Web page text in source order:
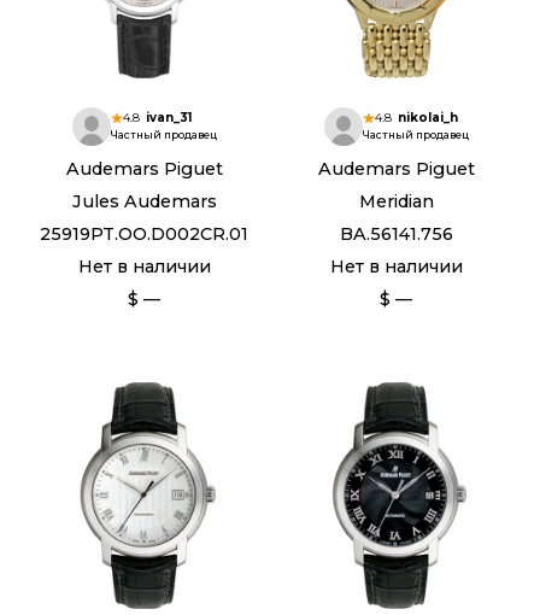
4.8 ivan_31
Частный продавец
Audemars Piguet
Jules Audemars
25919PT.OO.D002CR.01
Нет в наличии
$ —
4.8 nikolai_h
Частный продавец
Audemars Piguet
Meridian
BA.56141.756
Нет в наличии
$ —